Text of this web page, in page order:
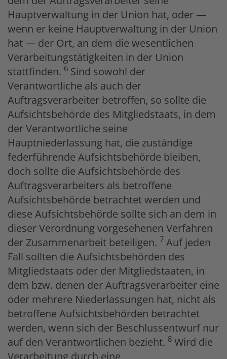
Hauptverwaltung in der Union hat, oder —
wenn er keine Hauptverwaltung in der Union
hat — der Ort, an dem die wesentlichen
Verarbeitungstätigkeiten in der Union
stattfinden. 6 Sind sowohl der
Verantwortliche als auch der
Auftragsverarbeiter betroffen, so sollte die
Aufsichtsbehörde des Mitgliedstaats, in dem
der Verantwortliche seine
Hauptniederlassung hat, die zuständige
federführende Aufsichtsbehörde bleiben,
doch sollte die Aufsichtsbehörde des
Auftragsverarbeiters als betroffene
Aufsichtsbehörde betrachtet werden und
diese Aufsichtsbehörde sollte sich an dem in
dieser Verordnung vorgesehenen Verfahren
der Zusammenarbeit beteiligen. 7 Auf jeden
Fall sollten die Aufsichtsbehörden des
Mitgliedstaats oder der Mitgliedstaaten, in
dem bzw. denen der Auftragsverarbeiter eine
oder mehrere Niederlassungen hat, nicht als
betroffene Aufsichtsbehörden betrachtet
werden, wenn sich der Beschlussentwurf nur
auf den Verantwortlichen bezieht. 8 Wird die
Verarbeitung durch eine